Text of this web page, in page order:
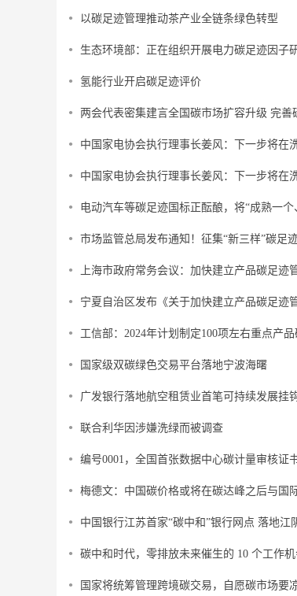
以碳足迹管理推动茶产业全链条绿色转型
生态环境部：正在组织开展电力碳足迹因子
氢能行业开启碳足迹评价
两会代表密集建言全国碳市场扩容升级 完
中国家电协会执行理事长姜风：下一步将在
中国家电协会执行理事长姜风：下一步将在
电动汽车等碳足迹国标正酝酿，将“成熟一个
市场监管总局发布通知！征集“新三样”碳足
上海市政府常务会议：加快建立产品碳足迹
宁夏自治区发布《关于加快建立产品碳足迹
工信部：2024年计划制定100项左右重点产
国家级双碳绿色交易平台落地宁波海曙
广发银行落地航空租赁业首笔可持续发展挂
联合利华因涉嫌洗绿而被调查
编号0001，全国首张数据中心碳计量审核证
梅德文：中国碳价格或将在碳达峰之后与国
中国银行江苏首家“碳中和”银行网点 落地江
碳中和时代，零排放未来催生的 10 个工作
国家将统筹管理跨境碳交易，自愿碳市场要